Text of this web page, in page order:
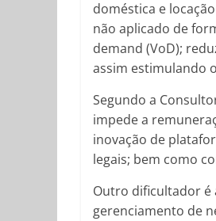
doméstica e
não aplicado de
demand (VoD);
assim estimulando
Segundo a
impede a
inovação de
legais; bem como
Outro dificultador é
gerenciamento de